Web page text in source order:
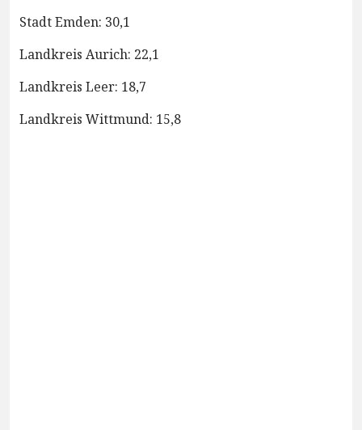
Stadt Emden: 30,1
Landkreis Aurich: 22,1
Landkreis Leer: 18,7
Landkreis Wittmund: 15,8